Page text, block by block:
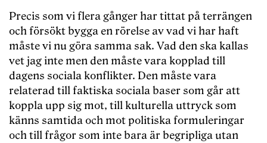
Precis som vi flera gånger har tittat på terrängen
och försökt bygga en rörelse av vad vi har haft
måste vi nu göra samma sak. Vad den ska kallas
vet jag inte men den måste vara kopplad till
dagens sociala konflikter. Den måste vara
relaterad till faktiska sociala baser som går att
koppla upp sig mot, till kulturella uttryck som
känns samtida och mot politiska formuleringar
och till frågor som inte bara är begripliga utan